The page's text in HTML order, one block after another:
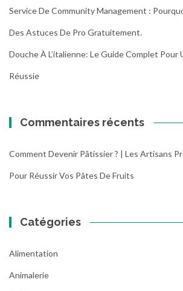
Service De Community Management :
Des Astuces De Pro Gratuitement.
Douche À L’italienne: Le Guide Complet Pour
Réussie
Commentaires récents
Comment Devenir Pâtissier ? | Les Artisans
Pour Réussir Vos Pâtes De Fruits
Catégories
Alimentation
Animalerie